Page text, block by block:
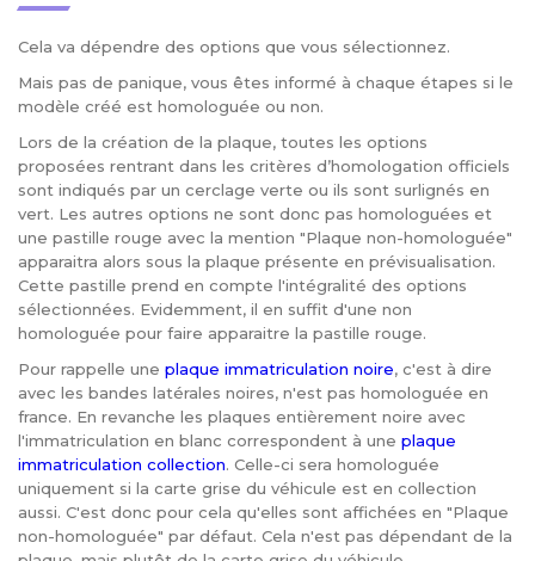
Cela va dépendre des options que vous sélectionnez.
Mais pas de panique, vous êtes informé à chaque étapes si le
modèle créé est homologuée ou non.
Lors de la création de la plaque, toutes les options
proposées rentrant dans les critères d’homologation officiels
sont indiqués par un cerclage verte ou ils sont surlignés en
vert. Les autres options ne sont donc pas homologuées et
une pastille rouge avec la mention "Plaque non-homologuée"
apparaitra alors sous la plaque présente en prévisualisation.
Cette pastille prend en compte l'intégralité des options
sélectionnées. Evidemment, il en suffit d'une non
homologuée pour faire apparaitre la pastille rouge.
Pour rappelle une plaque immatriculation noire, c'est à dire
avec les bandes latérales noires, n'est pas homologuée en
france. En revanche les plaques entièrement noire avec
l'immatriculation en blanc correspondent à une plaque
immatriculation collection. Celle-ci sera homologuée
uniquement si la carte grise du véhicule est en collection
aussi. C'est donc pour cela qu'elles sont affichées en "Plaque
non-homologuée" par défaut. Cela n'est pas dépendant de la